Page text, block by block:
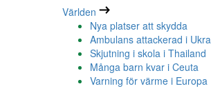
Världen
Nya platser att skydda
Ambulans attackerad i
Skjutning i skola i Thailand
Många barn kvar i Ceuta
Varning för värme i Europa